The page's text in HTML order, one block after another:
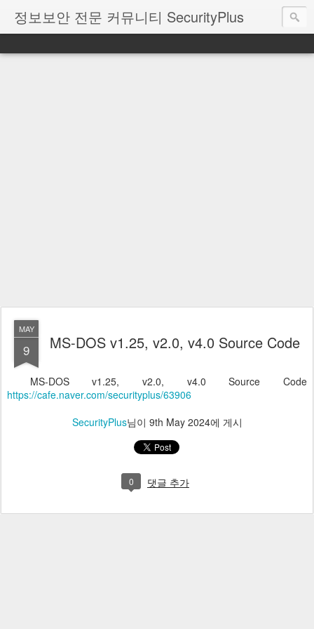
정보보안 전문 커뮤니티 SecurityPlus
MAY
9 MS-DOS v1.25, v2.0, v4.0 Source Code
MS-DOS v1.25, v2.0, v4.0 Source Code
https://cafe.naver.com/securityplus/63906
SecurityPlus님이 9th May 2024에 게시
0 댓글 추가